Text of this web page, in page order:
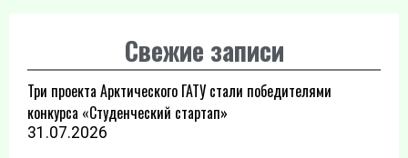
Свежие записи
Три проекта Арктического ГАТУ стали победителями
конкурса «Студенческий стартап»
31.07.2026